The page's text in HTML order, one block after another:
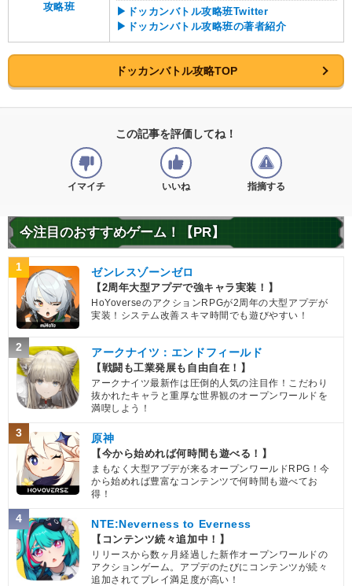
攻略班
▶ドッカンバトル攻略班Twitter
▶ドッカンバトル攻略班の著者紹介
ドッカンバトル攻略TOP
この記事を評価してね！
イマイチ いいね 指摘する
今注目のおすすめゲーム！【PR】
1 ゼンレスゾーンゼロ
【2周年大型アプデで強キャラ実装！】
HoYoverseのアクションRPGが2周年の大型アプデが
実装！システム改善スキマ時間でも遊びやすい！
2 アークナイツ：エンドフィールド
【戦闘も工業発展も自由自在！】
アークナイツ最新作は圧倒的人気の注目作！こだわり
抜かれたキャラと重厚な世界観のオープンワールドを
満喫しよう！
3 原神
【今から始めれば何時間も遊べる！】
まもなく大型アプデが来るオープンワールドRPG！今
から始めれば豊富なコンテンツで何時間も遊べてお
得！
4 NTE:Neverness to Everness
【コンテンツ続々追加中！】
リリースから数ヶ月経過した新作オープンワールドの
アクションゲーム。アプデのたびにコンテンツが続々
追加されてプレイ満足度が高い！